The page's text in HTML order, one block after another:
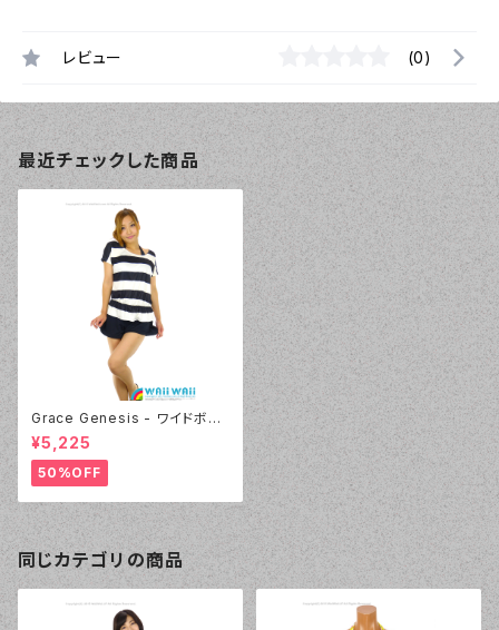
レビュー (0)
最近チェックした商品
Grace Genesis - ワイドボー
ダー（3132 - 75:ネイビーブル
ー）
¥5,225
50%OFF
同じカテゴリの商品